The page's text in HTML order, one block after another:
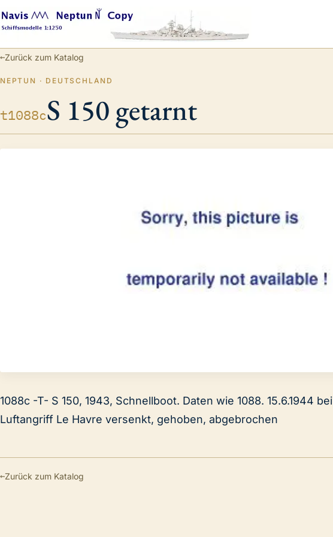
←Zurück zum Katalog
NEPTUN · DEUTSCHLAND
t1088cS 150 getarnt
1088c -T- S 150, 1943, Schnellboot. Daten wie 1088. 15.6.1944 bei
Luftangriff Le Havre versenkt, gehoben, abgebrochen
←Zurück zum Katalog